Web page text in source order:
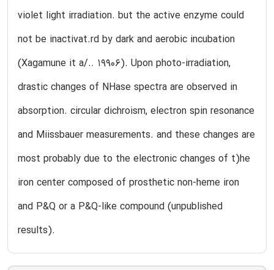
violet light irradiation. but the active enzyme could
not be inactivat.rd by dark and aerobic incubation
(Xagamune it a/.. 19906). Upon photo-irradiation,
drastic changes of NHase spectra are observed in
absorption. circular dichroism, electron spin resonance
and Miissbauer measurements. and these changes are
most probably due to the electronic changes of t)he
iron center composed of prosthetic non-heme iron
and P&Q or a P&Q-like compound (unpublished
results).